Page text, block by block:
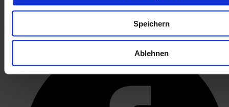
Speichern
Ablehnen
öffnet in neuem Tab